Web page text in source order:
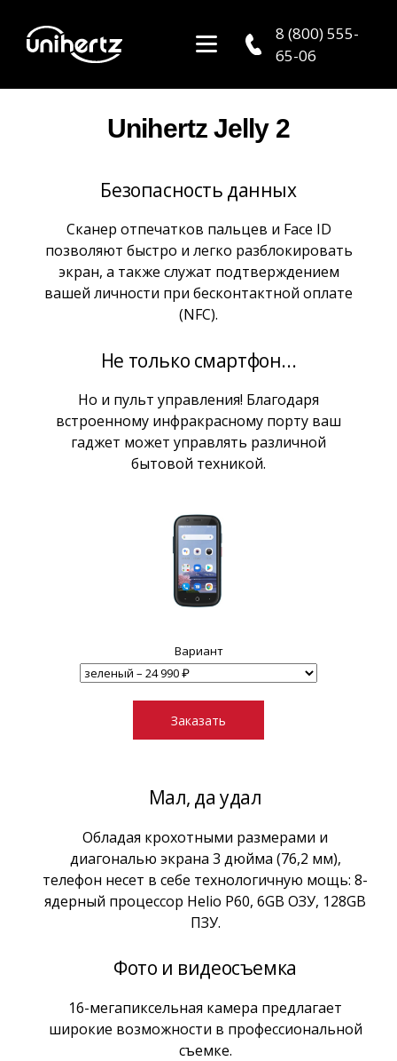
8 (800) 555-
65-06
Unihertz Jelly 2
Безопасность данных
Сканер отпечатков пальцев и Face ID
позволяют быстро и легко разблокировать
экран, а также служат подтверждением
вашей личности при бесконтактной оплате
(NFC).
Не только смартфон...
Но и пульт управления! Благодаря
встроенному инфракрасному порту ваш
гаджет может управлять различной
бытовой техникой.
Вариант
Заказать
Мал, да удал
Обладая крохотными размерами и
диагональю экрана 3 дюйма (76,2 мм),
телефон несет в себе технологичную мощь: 8-
ядерный процессор Helio P60, 6GB ОЗУ, 128GB
ПЗУ.
Фото и видеосъемка
16-мегапиксельная камера предлагает
широкие возможности в профессиональной
съемке.